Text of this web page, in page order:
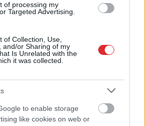
of processing my
Targeted Advertising.
of Collection, Use,
and/or Sharing of my
Is Unrelated with the
it was collected.
to enable storage
like cookies on web or
rīt
ir tik ļoti silts un
Kristīne Opolais atklāj,
kas viņu saista ar 85
Ziņot